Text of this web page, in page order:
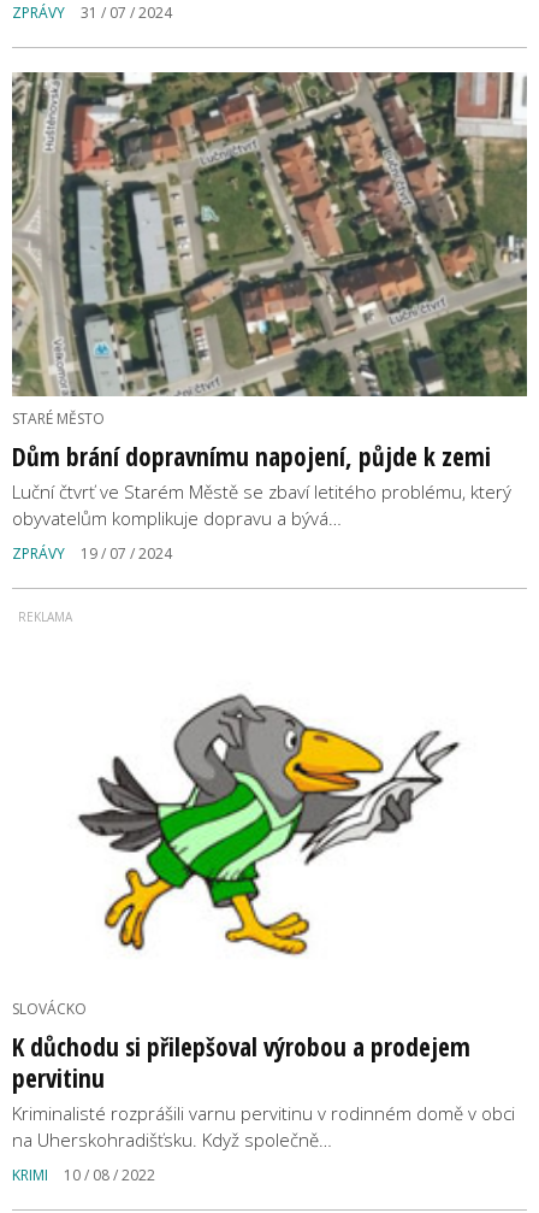
ZPRÁVY 31 / 07 / 2024
STARÉ MĚSTO
Dům brání dopravnímu napojení, půjde k zemi
Luční čtvrť ve Starém Městě se zbaví letitého problému, který
obyvatelům komplikuje dopravu a bývá…
ZPRÁVY 19 / 07 / 2024
SLOVÁCKO
K důchodu si přilepšoval výrobou a prodejem
pervitinu
Kriminalisté rozprášili varnu pervitinu v rodinném domě v obci
na Uherskohradišťsku. Když společně…
KRIMI 10 / 08 / 2022